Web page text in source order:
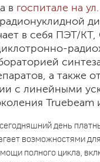
в госпитале на
в себя ПЭТ/
а также
с линейными
Truebeam
день
возможностями
полного цикла,